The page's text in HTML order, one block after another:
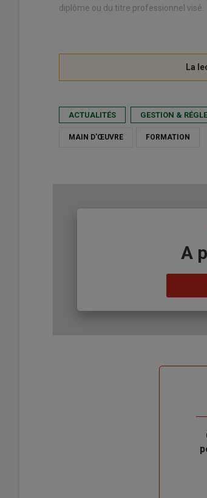
diplôme ou du titre professionnel visé.
ACTUALITÉS GESTION &
MAIN D'ŒUVRE FORMATION
A